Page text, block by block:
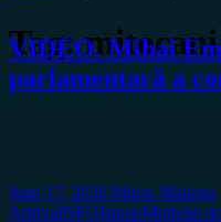
Tag:
VIDEO. Mihai
parlamentară a
June 17, 2026 Miron Manega
ArhivaINFOIstorieModelul